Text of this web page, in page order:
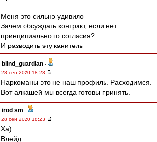
Меня это сильно удивило
Зачем обсуждать контракт, если нет
принципиально го согласия?
И разводить эту канитель
blind_guardian -
28 сен 2020 18:23
Наркоманы это не наш профиль. Расходимся.
Вот алкашей мы всегда готовы принять.
irod sm -
28 сен 2020 18:23
Ха)
Влейд